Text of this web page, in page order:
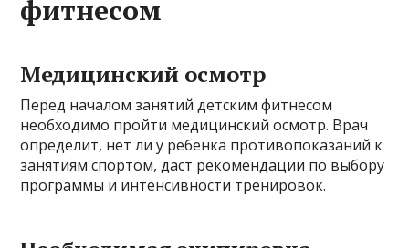
фитнесом
Медицинский осмотр
Перед началом занятий детским фитнесом
необходимо пройти медицинский осмотр. Врач
определит, нет ли у ребенка противопоказаний к
занятиям спортом, даст рекомендации по выбору
программы и интенсивности тренировок.